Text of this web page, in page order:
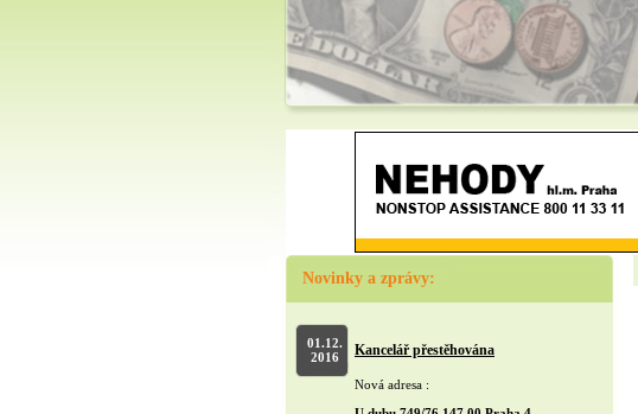
Novinky a zprávy:
01.12.
2016
Kancelář přestěhována
Nová adresa :